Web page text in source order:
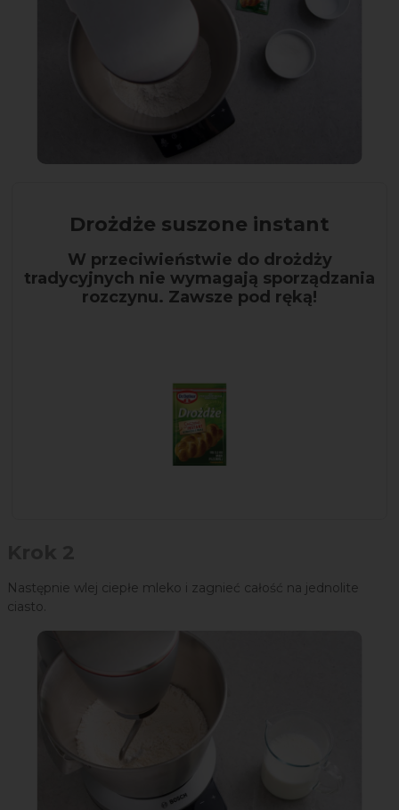
Drożdże suszone instant
W przeciwieństwie do drożdży
tradycyjnych nie wymagają sporządzania
rozczynu. Zawsze pod ręką!
Następnie wlej ciepłe mleko i zagnieć całość na jednolite
ciasto.